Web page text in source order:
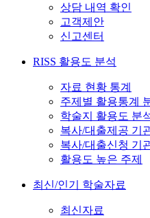
상담 내역 확인
고객제안
신고센터
RISS 활용도 분석
자료 현황 통계
주제별 활용통계
학술지 활용도 분
복사/대출제공 기
복사/대출신청 기
활용도 높은 주제
최신/인기 학술자료
최신자료